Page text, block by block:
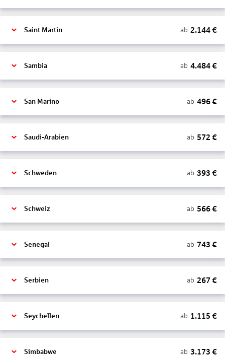
Saint Martin ab 2.144€
Sambia ab 4.484€
San Marino ab 496€
Saudi-Arabien ab 572 €
Schweden ab 393 €
Schweiz ab 566€
Senegal ab 743 €
Serbien ab 267 €
Seychellen ab 1.115 €
Simbabwe ab 3.173 €